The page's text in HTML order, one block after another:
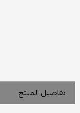
تفاصيل المنتج